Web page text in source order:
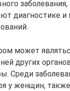
диагностике и
может
других
Среди
у женщин,